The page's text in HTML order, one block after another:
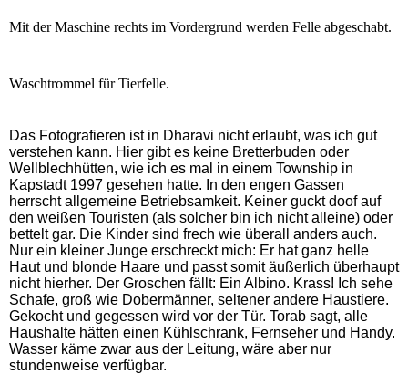
Mit der Maschine rechts im Vordergrund werden Felle abgeschabt.
Waschtrommel für Tierfelle.
Das Fotografieren ist in Dharavi nicht erlaubt, was ich gut
verstehen kann. Hier gibt es keine Bretterbuden oder
Wellblechhütten, wie ich es mal in einem Township in
Kapstadt 1997 gesehen hatte. In den engen Gassen
herrscht allgemeine Betriebsamkeit. Keiner guckt doof auf
den weißen Touristen (als solcher bin ich nicht alleine) oder
bettelt gar. Die Kinder sind frech wie überall anders auch.
Nur ein kleiner Junge erschreckt mich: Er hat ganz helle
Haut und blonde Haare und passt somit äußerlich überhaupt
nicht hierher. Der Groschen fällt: Ein Albino. Krass! Ich sehe
Schafe, groß wie Dobermänner, seltener andere Haustiere.
Gekocht und gegessen wird vor der Tür. Torab sagt, alle
Haushalte hätten einen Kühlschrank, Fernseher und Handy.
Wasser käme zwar aus der Leitung, wäre aber nur
stundenweise verfügbar.